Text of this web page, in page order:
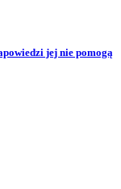
jej nie pomogą